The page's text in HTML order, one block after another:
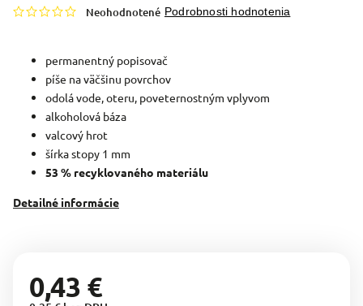
Neohodnotené Podrobnosti hodnotenia
permanentný popisovač
píše na väčšinu povrchov
odolá vode, oteru, poveternostným vplyvom
alkoholová báza
valcový hrot
šírka stopy 1 mm
53 % recyklovaného materiálu
Detailné informácie
0,43 €